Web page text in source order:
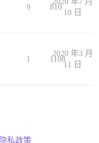
9 810
10 日
1 1108
2020 年3 月
11 日
隐私政策